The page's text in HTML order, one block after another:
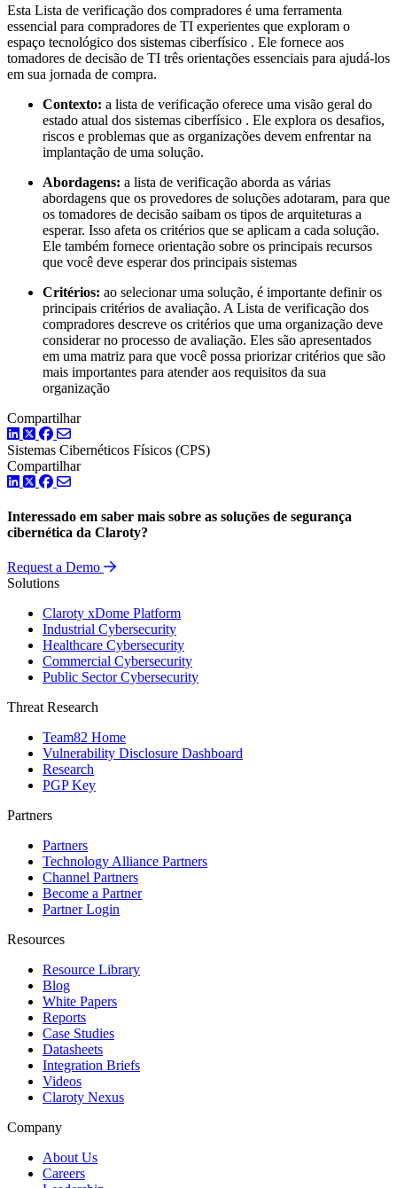
Esta Lista de verificação dos compradores é uma ferramenta
essencial para compradores de TI experientes que exploram o
espaço tecnológico dos sistemas ciberfísico . Ele fornece aos
tomadores de decisão de TI três orientações essenciais para ajudá-los
em sua jornada de compra.
Contexto: a lista de verificação oferece uma visão geral do
estado atual dos sistemas ciberfísico . Ele explora os desafios,
riscos e problemas que as organizações devem enfrentar na
implantação de uma solução.
Abordagens: a lista de verificação aborda as várias
abordagens que os provedores de soluções adotaram, para que
os tomadores de decisão saibam os tipos de arquiteturas a
esperar. Isso afeta os critérios que se aplicam a cada solução.
Ele também fornece orientação sobre os principais recursos
que você deve esperar dos principais sistemas
Critérios: ao selecionar uma solução, é importante definir os
principais critérios de avaliação. A Lista de verificação dos
compradores descreve os critérios que uma organização deve
considerar no processo de avaliação. Eles são apresentados
em uma matriz para que você possa priorizar critérios que são
mais importantes para atender aos requisitos da sua
organização
Compartilhar
LinkedIn
TwitterFacebook
Sistemas Cibernéticos Físicos (CPS)
Compartilhar
LinkedIn
TwitterFacebook
Interessado em saber mais sobre as soluções de segurança
cibernética da Claroty?
Request a Demo
Solutions
Claroty xDome Platform
Industrial Cybersecurity
Healthcare Cybersecurity
Commercial Cybersecurity
Public Sector Cybersecurity
Threat Research
Team82 Home
Vulnerability Disclosure Dashboard
Research
PGP Key
Partners
Partners
Technology Alliance Partners
Channel Partners
Become a Partner
Partner Login
Resources
Resource Library
Blog
White Papers
Reports
Case Studies
Datasheets
Integration Briefs
Videos
Claroty Nexus
Company
About Us
Careers